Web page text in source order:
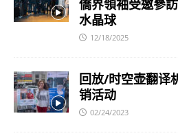
僑界領袖受邀參
水晶球
12/18/2025
回放/时空壶翻译
销活动
02/24/2023